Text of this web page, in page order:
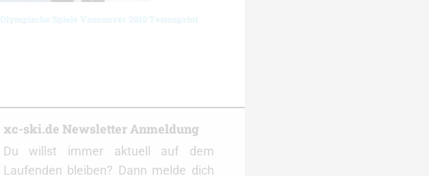
Olympische Spiele Vancouver 2010 Teamsprint
xc-ski.de Newsletter Anmeldung
Du willst immer aktuell auf dem
Laufenden bleiben? Dann melde dich